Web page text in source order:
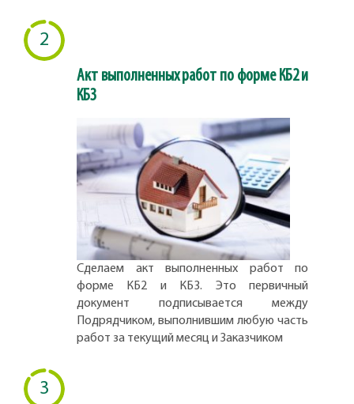
2
Акт выполненных работ по форме КБ2 и
КБ3
Сделаем акт выполненных работ по
форме КБ2 и КБ3. Это первичный
документ подписывается между
Подрядчиком, выполнившим любую часть
работ за текущий месяц и Заказчиком
3